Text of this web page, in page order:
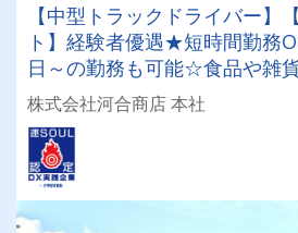
【中型トラックドライバー】
ト】経験者優遇★短時間勤務
日～の勤務も可能☆食品や雑
送★
株式会社河合商店 本社